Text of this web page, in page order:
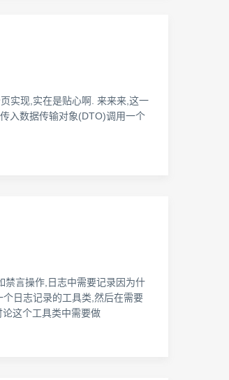
实现,实在是贴心啊. 来来来,这一
入数据传输对象(DTO)调用一个
禁言操作,日志中需要记录因为什
日志记录的工具类,然后在需要
这个工具类中需要做